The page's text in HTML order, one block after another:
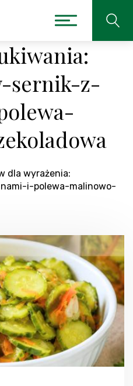
sernik-z-
dla wyrażenia:
i-polewa-malinowo-